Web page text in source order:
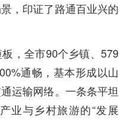
，印证了路通百业兴的
，全市90个乡镇、579
通畅，基本形成以山
运输网络。一条条平坦
业与乡村旅游的“发展